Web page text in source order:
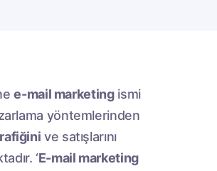
e-mail marketingismi
yöntemlerinden
ve satışlarını
‘E-mail marketing